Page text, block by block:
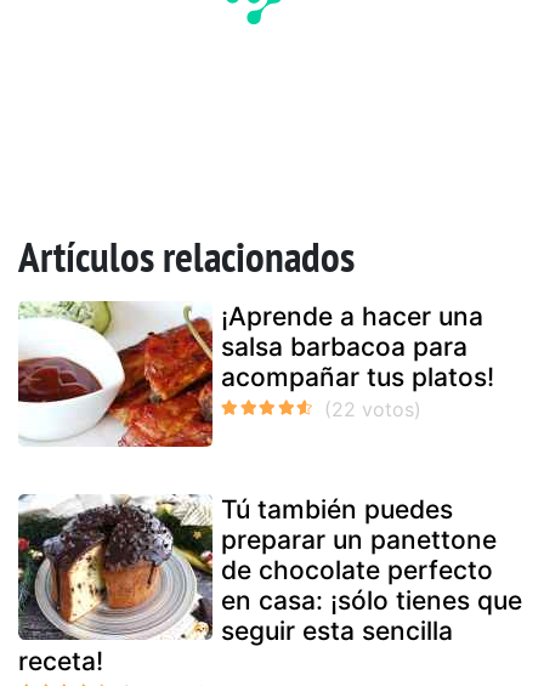
Artículos relacionados
¡Aprende a hacer una
salsa barbacoa para
acompañar tus platos!
Tú también puedes
preparar un panettone
de chocolate perfecto
en casa: ¡sólo tienes que
seguir esta sencilla
receta!